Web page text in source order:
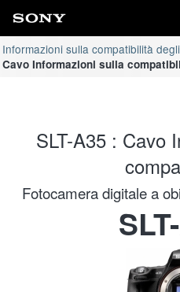
Informazioni sulla compatibilità
Cavo Informazioni sulla
SLT-A35 : Cavo
Fotocamera digitale a